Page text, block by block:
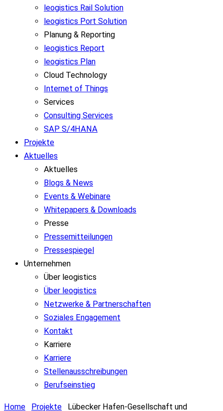
leogistics Rail Solution
leogistics Port Solution
Planung & Reporting
leogistics Report
leogistics Plan
Cloud Technology
Internet of Things
Services
Consulting Services
SAP S/4HANA
Projekte
Aktuelles
Aktuelles
Blogs & News
Events & Webinare
Whitepapers & Downloads
Presse
Pressemitteilungen
Pressespiegel
Unternehmen
Über leogistics
Über leogistics
Netzwerke & Partnerschaften
Soziales Engagement
Kontakt
Karriere
Karriere
Stellenausschreibungen
Berufseinstieg
Home Projekte Lübecker Hafen-Gesellschaft und